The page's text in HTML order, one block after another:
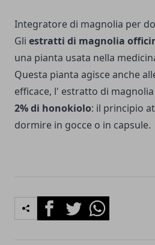
Integratore di magnolia per
Gli estratti di magnolia
una pianta usata nella
Questa pianta agisce anche
efficace, l' estratto di
2% di honokiolo: il principio
dormire in gocce o in capsule.
FacebookTwitterWhatsapp